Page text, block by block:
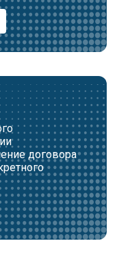
договора